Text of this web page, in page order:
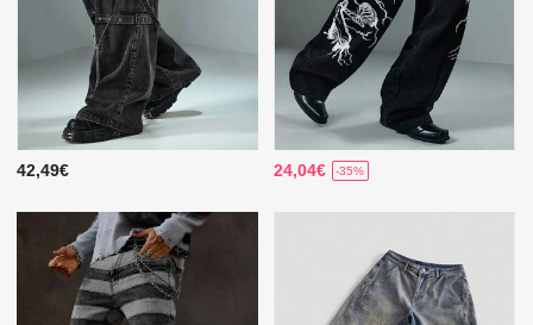
42,49€ 24,04€ -35%